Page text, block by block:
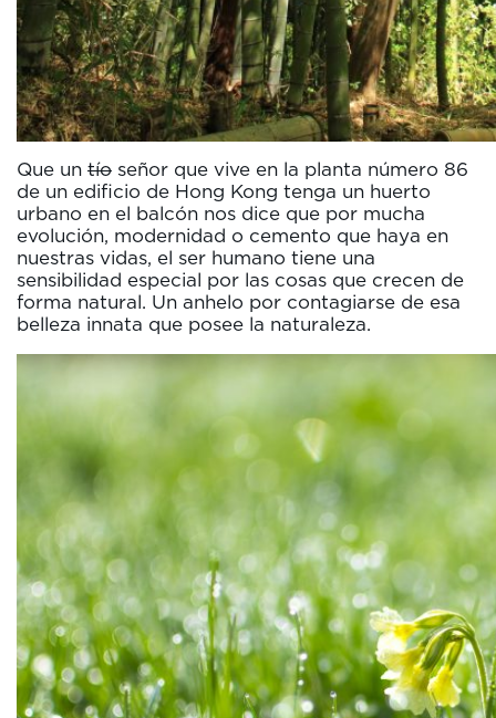
Que un tío señor que vive en la planta número 86
de un edificio de Hong Kong tenga un huerto
urbano en el balcón nos dice que por mucha
evolución, modernidad o cemento que haya en
nuestras vidas, el ser humano tiene una
sensibilidad especial por las cosas que crecen de
forma natural. Un anhelo por contagiarse de esa
belleza innata que posee la naturaleza.